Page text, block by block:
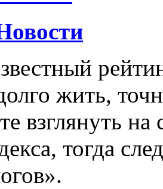
жить,
взглянуть
тогда